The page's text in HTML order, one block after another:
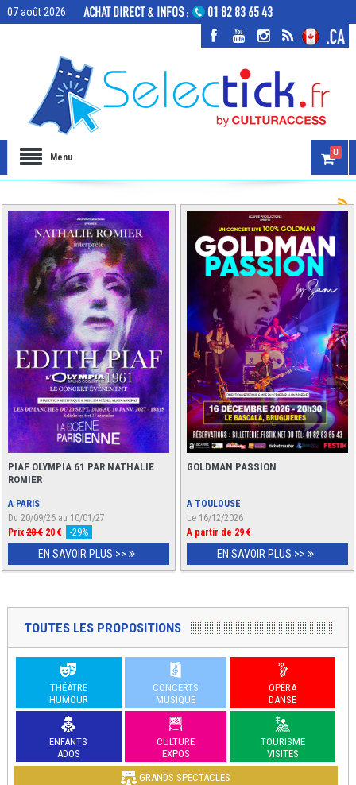
07 août 2026
Menu 0
PIAF OLYMPIA 61 PAR NATHALIE
ROMIER
A PARIS
Du 20/09/26 au 10/01/27
Prix 28 €20 € -29%
EN SAVOIR PLUS >>
GOLDMAN PASSION
A TOULOUSE
Le 16/12/2026
A partir de 29 €
EN SAVOIR PLUS >>
TOUTES LES PROPOSITIONS
THÉÂTRE
HUMOUR
CONCERTS
MUSIQUE
OPÉRA
DANSE
ENFANTS
ADOS
CULTURE
EXPOS
TOURISME
VISITES
GRANDS SPECTACLES